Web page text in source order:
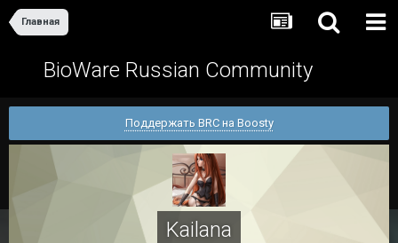
Главная
BioWare Russian Community
Поддержать BRC на Boosty
Kailana